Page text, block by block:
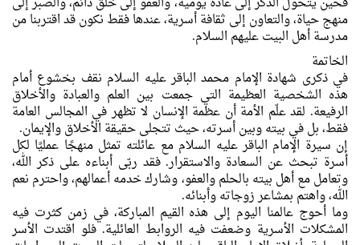
منهج حياة، والتعاون إلى ثقافة أسرية، عندها فقط نكون قد اقتربنا من
مدرسة أهل البيت عليهم السلام.
الخاتمة
في ذكرى شهادة الإمام محمد الباقر عليه السلام نقف بخشوع أمام
هذه الشخصية العظيمة التي جمعت بين العلم والعبادة والأخلاق
الرفيعة. لقد علّم الأمة أن عظمة الإنسان لا تظهر في المجالس العامة
فقط، بل في بيته وبين أسرته، حيث تتجلى حقيقة الأخلاق والإيمان.
إن سيرة الإمام الباقر عليه السلام مع عائلته تمثل منهجًا عمليًا لكل
أسرة تبحث عن السعادة والاستقرار. فقد ربّى أبناءه على ذكر الله،
وتعامل مع أهل بيته بالحلم والعفو، وشارك خدمه أعمالهم، واحترم نعم
الله، واهتم بمشاعر زوجاته وأبنائه.
وما أحوج عالمنا اليوم إلى هذه القيم المباركة، في زمن كثرت فيه
المشكلات الأسرية وضعفت فيه الروابط العائلية. فلو اقتدت الأسر